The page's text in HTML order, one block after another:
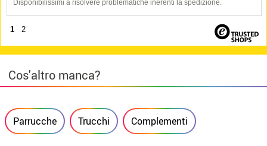
Disponibilissimi a risolvere problematiche inerenti la spedizione.
1 2
Cos'altro manca?
Parrucche Trucchi Complementi